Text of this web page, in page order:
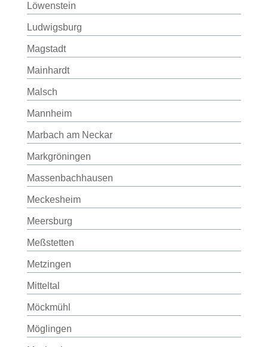
Löwenstein
Ludwigsburg
Magstadt
Mainhardt
Malsch
Mannheim
Marbach am Neckar
Markgröningen
Massenbachhausen
Meckesheim
Meersburg
Meßstetten
Metzingen
Mitteltal
Möckmühl
Möglingen